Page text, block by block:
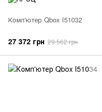
Комп'ютер Qbox I51032
27 372 грн 29 562 грн